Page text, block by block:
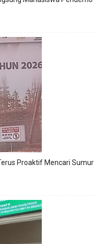
Proaktif Mencari Sumur